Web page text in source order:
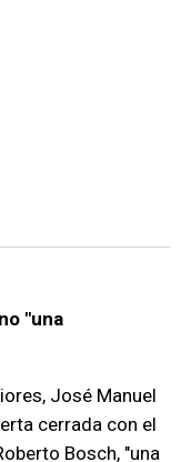
"una
José Manuel
cerrada con el
Bosch, "una